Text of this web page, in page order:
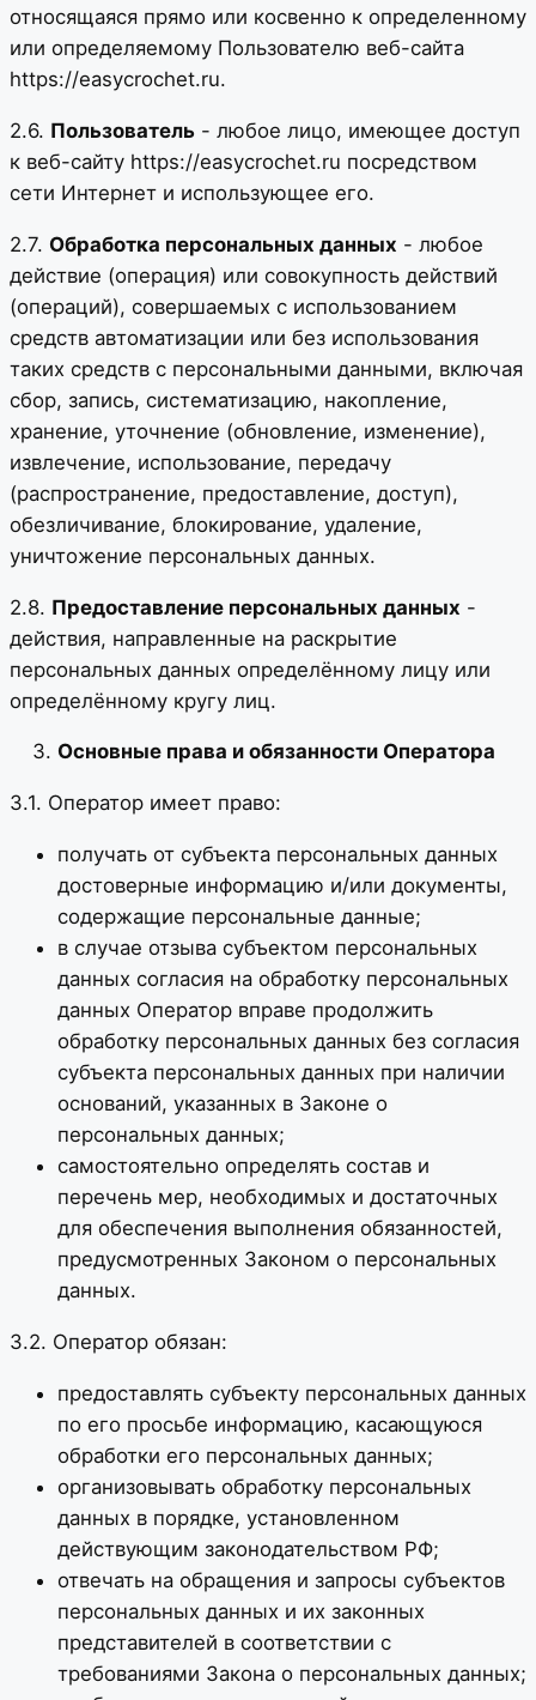
относящаяся прямо или косвенно к определенному
или определяемому Пользователю веб-сайта
https://easycrochet.ru.
2.6. Пользователь - любое лицо, имеющее доступ
к веб-сайту https://easycrochet.ru посредством
сети Интернет и использующее его.
2.7. Обработка персональных данных - любое
действие (операция) или совокупность действий
(операций), совершаемых с использованием
средств автоматизации или без использования
таких средств с персональными данными, включая
сбор, запись, систематизацию, накопление,
хранение, уточнение (обновление, изменение),
извлечение, использование, передачу
(распространение, предоставление, доступ),
обезличивание, блокирование, удаление,
уничтожение персональных данных.
2.8. Предоставление персональных данных -
действия, направленные на раскрытие
персональных данных определённому лицу или
определённому кругу лиц.
Основные права и обязанности Оператора
3.1. Оператор имеет право:
получать от субъекта персональных данных
достоверные информацию и/или документы,
содержащие персональные данные;
в случае отзыва субъектом персональных
данных согласия на обработку персональных
данных Оператор вправе продолжить
обработку персональных данных без согласия
субъекта персональных данных при наличии
оснований, указанных в Законе о
персональных данных;
самостоятельно определять состав и
перечень мер, необходимых и достаточных
для обеспечения выполнения обязанностей,
предусмотренных Законом о персональных
данных.
3.2. Оператор обязан:
предоставлять субъекту персональных данных
по его просьбе информацию, касающуюся
обработки его персональных данных;
организовывать обработку персональных
данных в порядке, установленном
действующим законодательством РФ;
отвечать на обращения и запросы субъектов
персональных данных и их законных
представителей в соответствии с
требованиями Закона о персональных данных;